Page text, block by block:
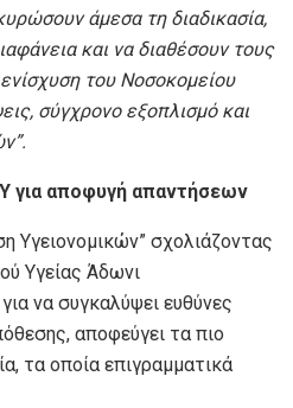
άμεσα τη διαδικασία,
και να διαθέσουν τους
του Νοσοκομείου
σύγχρονο εξοπλισμό και
”.
για αποφυγή απαντήσεων
Υγειονομικών” σχολιάζοντας
Υγείας Άδωνι
να συγκαλύψει ευθύνες
αποφεύγει τα πιο
τα οποία επιγραμματικά